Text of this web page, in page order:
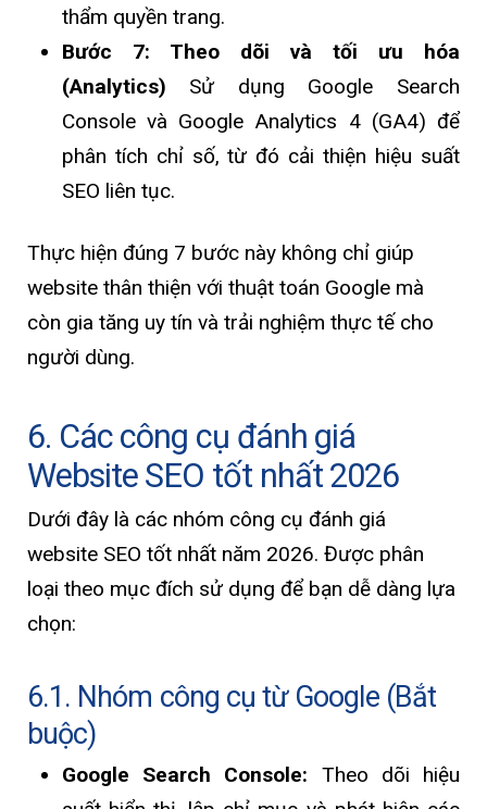
thẩm quyền trang.
Bước 7: Theo dõi và tối ưu hóa
(Analytics) Sử dụng Google Search
Console và Google Analytics 4 (GA4) để
phân tích chỉ số, từ đó cải thiện hiệu suất
SEO liên tục.
Thực hiện đúng 7 bước này không chỉ giúp
website thân thiện với thuật toán Google mà
còn gia tăng uy tín và trải nghiệm thực tế cho
người dùng.
6. Các công cụ đánh giá
Website SEO tốt nhất 2026
Dưới đây là các nhóm công cụ đánh giá
website SEO tốt nhất năm 2026. Được phân
loại theo mục đích sử dụng để bạn dễ dàng lựa
chọn:
6.1. Nhóm công cụ từ Google (Bắt
buộc)
Google Search Console: Theo dõi hiệu